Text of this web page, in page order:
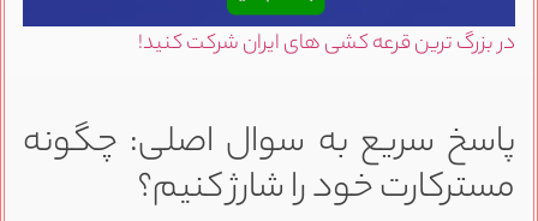
در بزرگ ترین قرعه کشی های ایران شرکت کنید!
پاسخ سریع به سوال اصلی: چگونه
مسترکارت خود را شارژ کنیم؟